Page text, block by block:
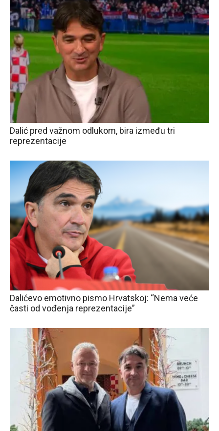
Dalić pred važnom odlukom, bira između tri
reprezentacije
Dalićevo emotivno pismo Hrvatskoj: “Nema veće
časti od vođenja reprezentacije”